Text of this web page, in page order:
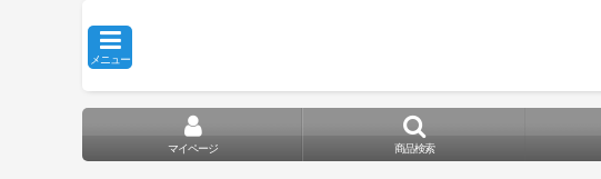
メニュー
マイページ 商品検索